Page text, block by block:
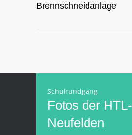
Brennschneidanlage
Schulrundgang
Fotos der HTL-
Neufelden